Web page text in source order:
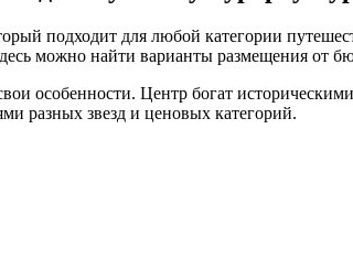
подходит для любой категории
можно найти варианты размещения от
особенности. Центр богат
разных звезд и ценовых категорий.